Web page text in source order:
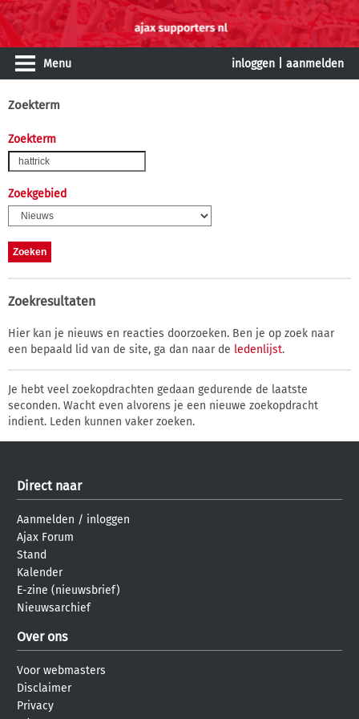
Menu inloggen aanmelden
Zoekterm
Zoekterm
Zoekgebied
Zoekresultaten
Hier kan je nieuws en reacties doorzoeken. Ben je op zoek naar
een bepaald lid van de site, ga dan naar de ledenlijst.
Je hebt veel zoekopdrachten gedaan gedurende de laatste
seconden. Wacht even alvorens je een nieuwe zoekopdracht
indient. Leden kunnen vaker zoeken.
Direct naar
Aanmelden / inloggen
Ajax Forum
Stand
Kalender
E-zine (nieuwsbrief)
Nieuwsarchief
Over ons
Voor webmasters
Disclaimer
Privacy